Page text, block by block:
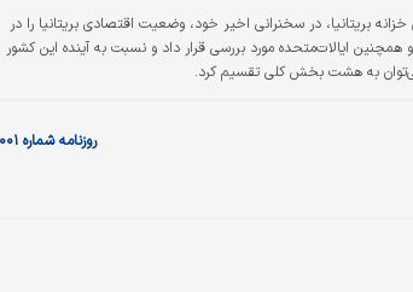
بریتانیا، در سخنرانی اخیر خود، وضعیت اقتصادی بریتانیا را در
همچنین ایالات‌متحده مورد بررسی قرار داد و نسبت به آینده این کشور
می‌‌‌توان به هشت بخش کلی تقسیم کرد.
روزنامه شماره ۶۰۰۱